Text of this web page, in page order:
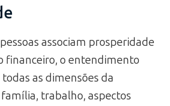
associam prosperidade
financeiro, o entendimento
as dimensões da
família, trabalho, aspectos